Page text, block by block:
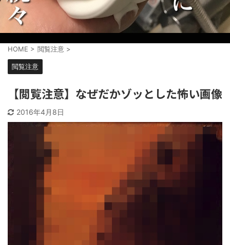
HOME > 閲覧注意 >
閲覧注意
【閲覧注意】なぜだかゾッとした怖い画像
2016年4月8日